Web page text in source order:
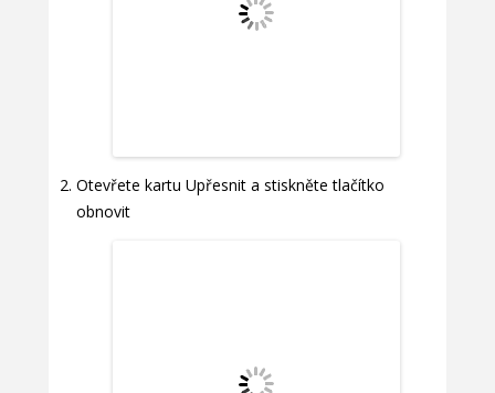
Otevřete kartu Upřesnit a stiskněte tlačítko
obnovit